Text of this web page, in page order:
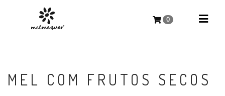
0
MEL COM FRUTOS SECOS